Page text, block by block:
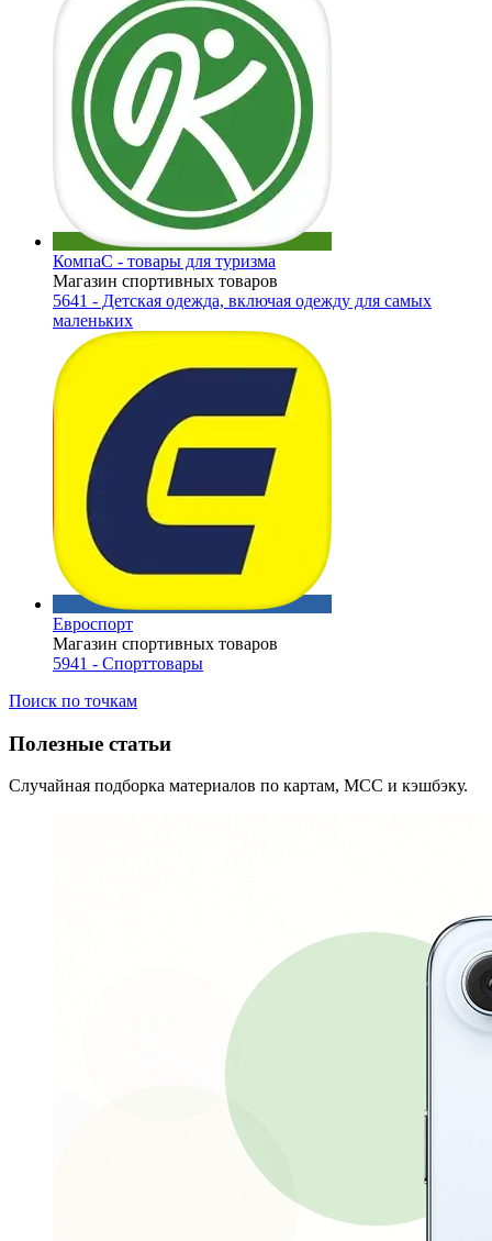
КомпаС - товары для туризма
Магазин спортивных товаров
5641 - Детская одежда, включая одежду для самых
маленьких
Евроспорт
Магазин спортивных товаров
5941 - Спорттовары
Поиск по точкам
Полезные статьи
Случайная подборка материалов по картам, MCC и кэшбэку.